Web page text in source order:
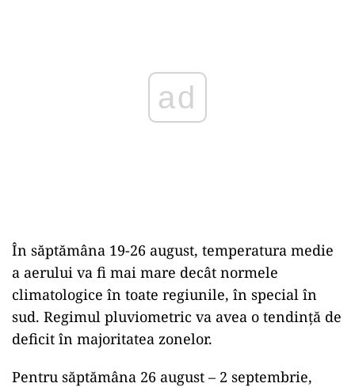
ad
În săptămâna 19-26 august, temperatura medie
a aerului va fi mai mare decât normele
climatologice în toate regiunile, în special în
sud. Regimul pluviometric va avea o tendință de
deficit în majoritatea zonelor.
Pentru săptămâna 26 august – 2 septembrie,